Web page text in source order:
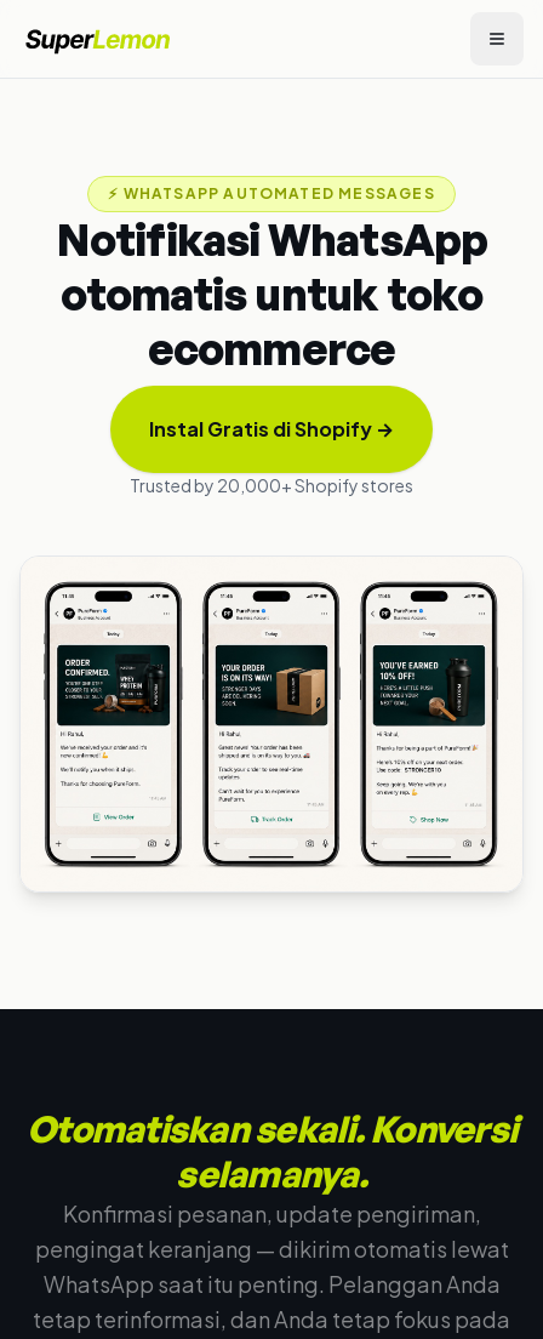
⚡ WHATSAPP AUTOMATED MESSAGES
Notifikasi WhatsApp
otomatis untuk toko
ecommerce
Instal Gratis di Shopify →
Trusted by 20,000+ Shopify stores
Otomatiskan sekali. Konversi
selamanya.
Konfirmasi pesanan, update pengiriman,
pengingat keranjang — dikirim otomatis lewat
WhatsApp saat itu penting. Pelanggan Anda
tetap terinformasi, dan Anda tetap fokus pada